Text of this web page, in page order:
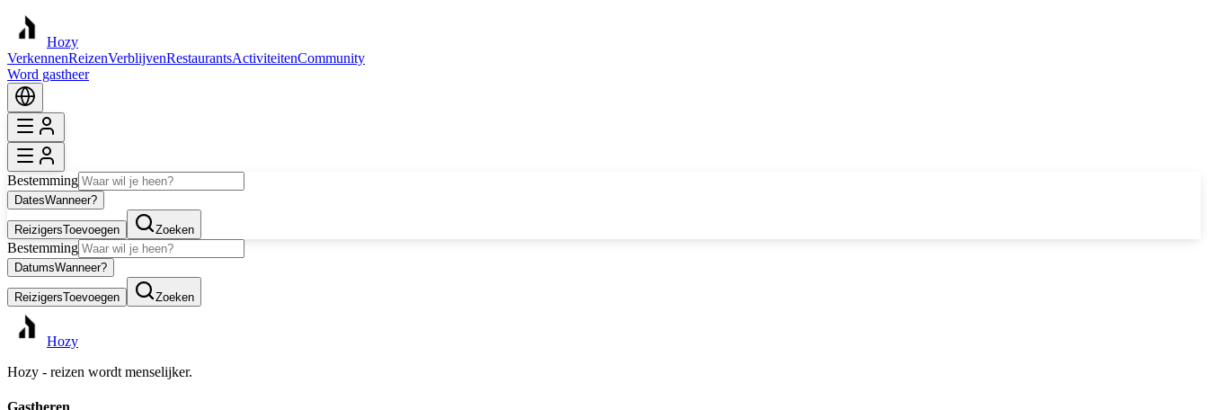
Hozy
VerkennenReizenVerblijvenRestaurantsActiviteitenCommunity
Word gastheer
Bestemming
DatesWanneer?
ReizigersToevoegen Zoeken
Bestemming
DatumsWanneer?
ReizigersToevoegen Zoeken
Hozy
Hozy - reizen wordt menselijker.